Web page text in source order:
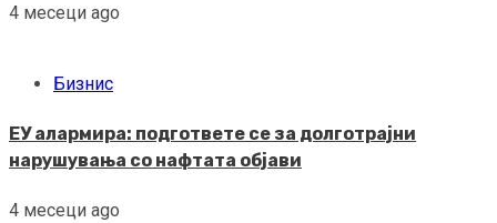
4 месеци ago
Бизнис
ЕУ алармира: подгответе се за долготрајни
нарушувања со нафтата објави
4 месеци ago